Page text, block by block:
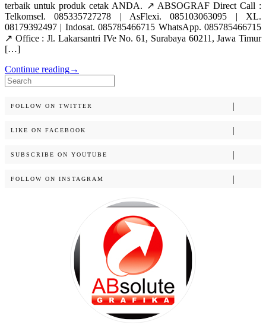
terbaik untuk produk cetak ANDA. ↗️ ABSOGRAF Direct Call :
Telkomsel. 085335727278 | AsFlexi. 085103063095 | XL.
08179392497 | Indosat. 085785466715 WhatsApp. 085785466715
↗️ Office : Jl. Lakarsantri IVe No. 61, Surabaya 60211, Jawa Timur
[…]
Continue reading→
Search
for:
FOLLOW ON TWITTER
LIKE ON FACEBOOK
SUBSCRIBE ON YOUTUBE
FOLLOW ON INSTAGRAM